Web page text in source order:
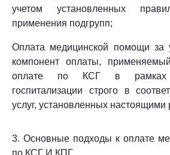
учетом установленных
применения подгрупп;
Оплата медицинской помощи за
компонент оплаты,
оплате по КСГ в рамках
госпитализации строго в
услуг, установленных
3. Основные подходы к оплате
по КСГ И КПГ